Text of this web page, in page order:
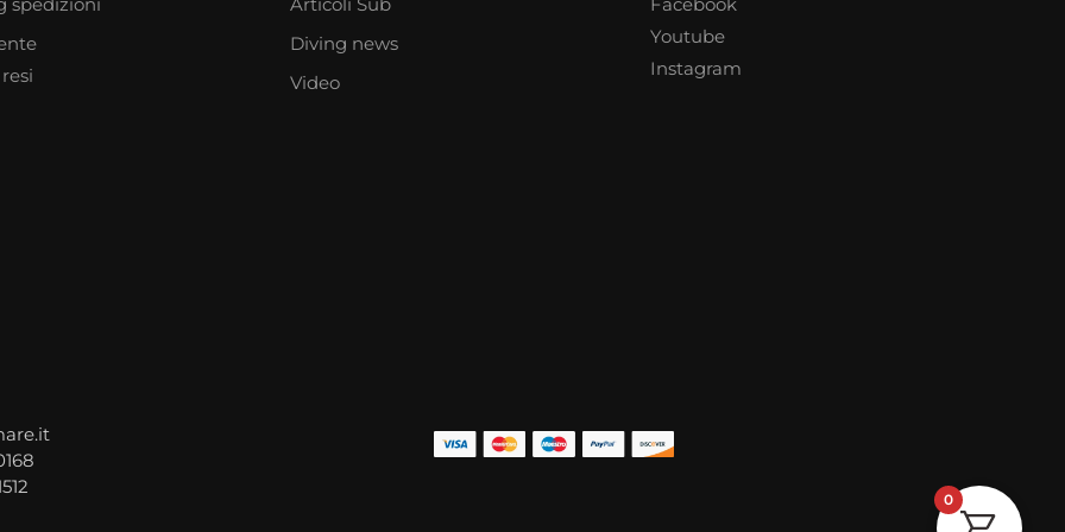
spedizioni
Articoli Sub
Diving news
Video
Facebook
Youtube
Instagram
0